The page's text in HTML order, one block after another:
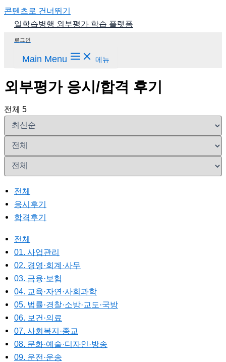
콘텐츠로 건너뛰기
일학습병행 외부평가 학습 플랫폼
로그인
Main Menu 메뉴
외부평가 응시/합격 후기
전체 5
전체
응시후기
합격후기
전체
01. 사업관리
02. 경영·회계·사무
03. 금융·보험
04. 교육·자연·사회과학
05. 법률·경찰·소방·교도·국방
06. 보건·의료
07. 사회복지·종교
08. 문화·예술·디자인·방송
09. 운전·운송